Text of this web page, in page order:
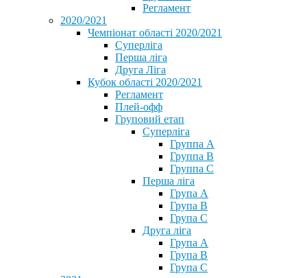
Регламент
2020/2021
Чемпіонат області 2020/2021
Суперліга
Перша ліга
Друга Ліга
Кубок області 2020/2021
Регламент
Плей-офф
Груповий етап
Суперліга
Группа A
Группа B
Группа C
Перша ліга
Група A
Група B
Група C
Друга ліга
Група A
Група B
Група C